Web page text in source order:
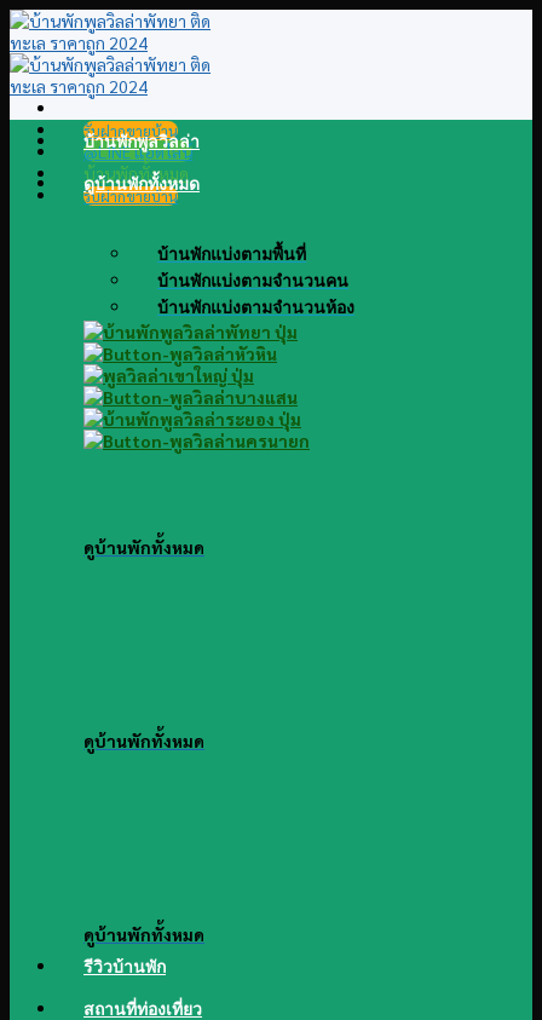
Skip
to
content
รับฝากขายบ้าน
@LINE แอดไลน์
บ้านพักทั้งหมด
รับฝากขายบ้าน
บ้านพักพูลวิลล่า
ดูบ้านพักทั้งหมด
บ้านพักแบ่งตามพื้นที่
บ้านพักแบ่งตามจำนวนคน
บ้านพักแบ่งตามจำนวนห้อง
ดูบ้านพักทั้งหมด
ดูบ้านพักทั้งหมด
ดูบ้านพักทั้งหมด
รีวิวบ้านพัก
สถานที่ท่องเที่ยว